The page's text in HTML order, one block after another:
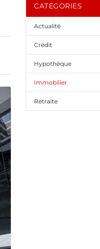
CATÉGORIES
Actualité
Crédit
Hypothèque
Immobilier
Retraite